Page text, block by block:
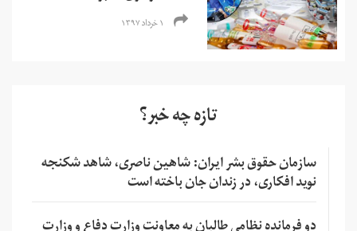
۱ خرداد ۱۳۹۷
تازه چه خبر؟
سازمان حقوق بشر ایران: شاهین ناصری، شاهد شکنجه
نوید افکاری، در زندان جان باخته است